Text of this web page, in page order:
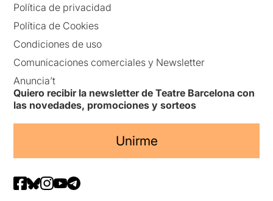
Política de privacidad
Política de Cookies
Condiciones de uso
Comunicaciones comerciales y Newsletter
Anuncia’t
Quiero recibir la newsletter de Teatre Barcelona con
las novedades, promociones y sorteos
Unirme